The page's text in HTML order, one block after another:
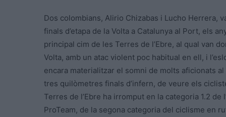
Dos colombians, Alirio Chizabas i Lucho Herrera,
finals d’etapa de la Volta a Catalunya al Port, els
principal cim de les Terres de l’Ebre, al qual van
Volta, amb un atac violent poc habitual en ell, i
encara materialitzar el somni de molts aficionats
tres quilòmetres finals d’infern, de veure els
Terres de l’Ebre ha irromput en la categoria 1.2
ProTeam, de la segona categoria del ciclisme en